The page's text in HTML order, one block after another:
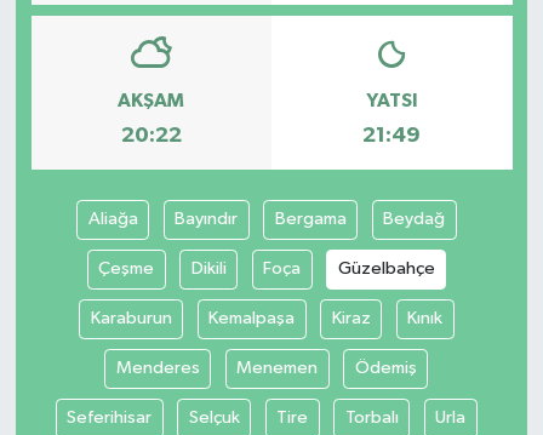
AKŞAM
20:22
YATSI
21:49
Aliağa Bayındır Bergama Beydağ
Çeşme Dikili Foça Güzelbahçe
Karaburun Kemalpaşa Kiraz Kınık
Menderes Menemen Ödemiş
Seferihisar Selçuk Tire Torbalı Urla